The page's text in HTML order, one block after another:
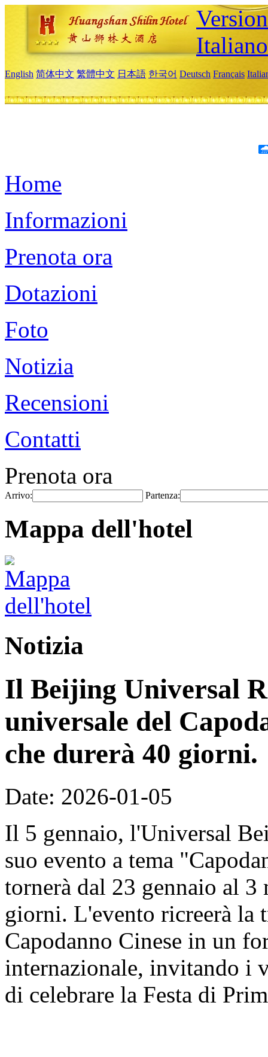
Italiano
English 简体中文 繁體中文 日本語 한국어 Deutsch Français
Home
Informazioni
Prenota ora
Dotazioni
Foto
Notizia
Recensioni
Contatti
Prenota ora
Arrivo: Partenza:
Mappa dell'hotel
Notizia
Il Beijing Universal
universale del
che durerà 40 giorni.
Date: 2026-01-05
Il 5 gennaio, l'Universal
suo evento a tema
tornerà dal 23 gennaio al 3
giorni. L'evento ricreerà la
Capodanno Cinese in un
internazionale, invitando i
di celebrare la Festa di